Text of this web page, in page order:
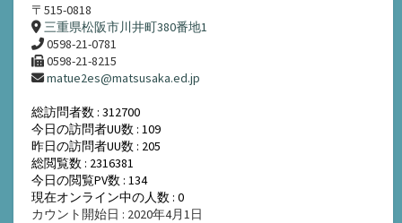
〒515-0818
三重県松阪市川井町380番地1
0598-21-0781
0598-21-8215
matue2es@matsusaka.ed.jp
総訪問者数 : 312700
今日の訪問者UU数 : 109
昨日の訪問者UU数 : 205
総閲覧数 : 2316381
今日の閲覧PV数 : 134
現在オンライン中の人数 : 0
カウント開始日 : 2020年4月1日